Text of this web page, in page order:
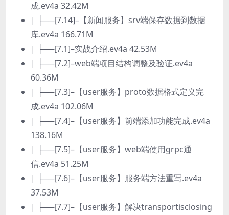
成.ev4a 32.42M
| ├──[7.14]–【新闻服务】srv端保存数据到数据
库.ev4a 166.71M
| ├──[7.1]–实战介绍.ev4a 42.53M
| ├──[7.2]–web端项目结构调整及验证.ev4a
60.36M
| ├──[7.3]–【user服务】proto数据格式定义完
成.ev4a 102.06M
| ├──[7.4]–【user服务】前端添加功能完成.ev4a
138.16M
| ├──[7.5]–【user服务】web端使用grpc通
信.ev4a 51.25M
| ├──[7.6]–【user服务】服务端方法重写.ev4a
37.53M
| ├──[7.7]–【user服务】解决transportisclosing